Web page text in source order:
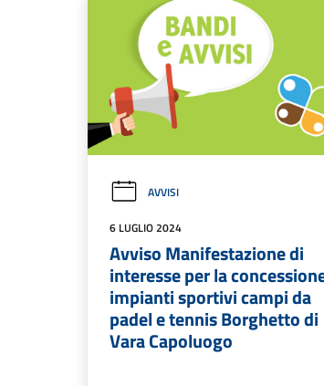
AVVISI
6 LUGLIO 2024
Avviso Manifestazione di
interesse per la
impianti sportivi campi da
padel e tennis Borghetto di
Vara Capoluogo